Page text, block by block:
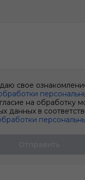
свое
на обработку
данных в